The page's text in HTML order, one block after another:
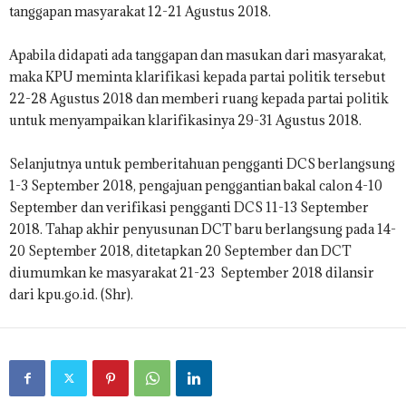
tanggapan masyarakat 12-21 Agustus 2018.
Apabila didapati ada tanggapan dan masukan dari masyarakat,
maka KPU meminta klarifikasi kepada partai politik tersebut
22-28 Agustus 2018 dan memberi ruang kepada partai politik
untuk menyampaikan klarifikasinya 29-31 Agustus 2018.
Selanjutnya untuk pemberitahuan pengganti DCS berlangsung
1-3 September 2018, pengajuan penggantian bakal calon 4-10
September dan verifikasi pengganti DCS 11-13 September
2018. Tahap akhir penyusunan DCT baru berlangsung pada 14-
20 September 2018, ditetapkan 20 September dan DCT
diumumkan ke masyarakat 21-23 September 2018 dilansir
dari kpu.go.id. (Shr).